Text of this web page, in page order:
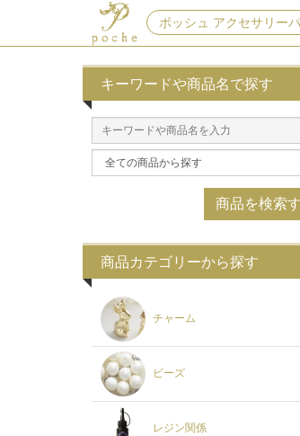
ポッシュ アクセサリー
キーワードや商品名で探す
商品カテゴリーから探す
チャーム
ビーズ
レジン関係